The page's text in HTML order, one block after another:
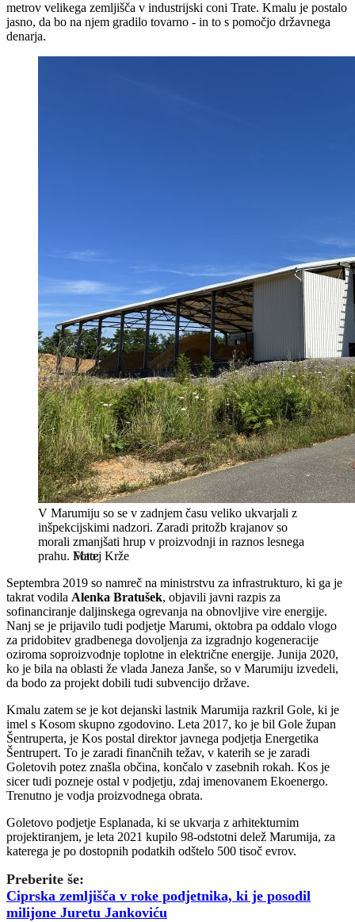
metrov velikega zemljišča v industrijski coni Trate. Kmalu je postalo
jasno, da bo na njem gradilo tovarno - in to s pomočjo državnega
denarja.
V Marumiju so se v zadnjem času veliko ukvarjali z
inšpekcijskimi nadzori. Zaradi pritožb krajanov so
morali zmanjšati hrup v proizvodnji in raznos lesnega
prahu. Matej Krže
Septembra 2019 so namreč na ministrstvu za infrastrukturo, ki ga je
takrat vodila Alenka Bratušek, objavili javni razpis za
sofinanciranje daljinskega ogrevanja na obnovljive vire energije.
Nanj se je prijavilo tudi podjetje Marumi, oktobra pa oddalo vlogo
za pridobitev gradbenega dovoljenja za izgradnjo kogeneracije
oziroma soproizvodnje toplotne in električne energije. Junija 2020,
ko je bila na oblasti že vlada Janeza Janše, so v Marumiju izvedeli,
da bodo za projekt dobili tudi subvencijo države.
Kmalu zatem se je kot dejanski lastnik Marumija razkril Gole, ki je
imel s Kosom skupno zgodovino. Leta 2017, ko je bil Gole župan
Šentruperta, je Kos postal direktor javnega podjetja Energetika
Šentrupert. To je zaradi finančnih težav, v katerih se je zaradi
Goletovih potez znašla občina, končalo v zasebnih rokah. Kos je
sicer tudi pozneje ostal v podjetju, zdaj imenovanem Ekoenergo.
Trenutno je vodja proizvodnega obrata.
Goletovo podjetje Esplanada, ki se ukvarja z arhitekturnim
projektiranjem, je leta 2021 kupilo 98-odstotni delež Marumija, za
katerega je po dostopnih podatkih odštelo 500 tisoč evrov.
Preberite še:
Ciprska zemljišča v roke podjetnika, ki je posodil
milijone Juretu Jankoviću